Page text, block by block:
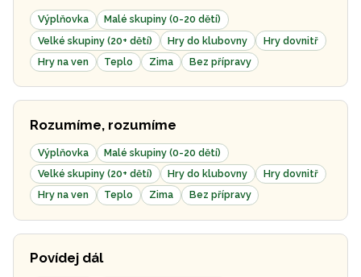
Výplňovka
Malé skupiny (0-20 dětí)
Velké skupiny (20+ dětí)
Hry do klubovny
Hry dovnitř
Hry na ven
Teplo Zima Bez přípravy
Rozumíme, rozumíme
Výplňovka
Malé skupiny (0-20 dětí)
Velké skupiny (20+ dětí)
Hry do klubovny
Hry dovnitř
Hry na ven
Teplo Zima Bez přípravy
Povídej dál